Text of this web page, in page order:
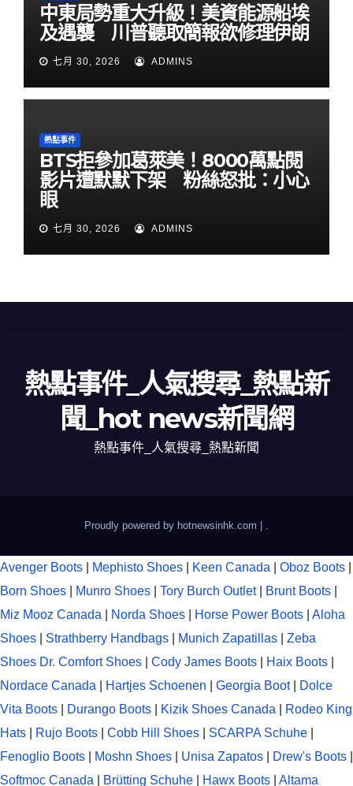
中東局勢重大升級！美資能源船埃
及遇襲 川普聽取簡報欲修理伊朗
七月 30, 2026 ADMINS
熱點事件
BTS拒參加葛萊美！8000萬點閱
影片遭默默下架 粉絲怒批：小心
眼
七月 30, 2026 ADMINS
熱點事件_人氣搜尋_熱點新
聞_hot news新聞網
熱點事件_人氣搜尋_熱點新聞
Proudly powered by hotnewsinhk.com |
Avenger Boots Mephisto Shoes Keen Canada Oboz Boots
Born Shoes
Munro Shoes Tory Burch Outlet Brunt Boots
Miz Mooz Canada
Norda Shoes Horse Power Boots
Aloha
Shoes
Strathberry Handbags Munich Zapatillas
Zeba
Shoes Dr. Comfort Shoes Cody James Boots Haix Boots
Nordace Canada
Hartjes Schoenen Georgia Boot|
Dolce
Vita Boots
Durango Boots Kizik Shoes Canada
Rodeo King
Hats
Rujo Boots Cobb Hill Shoes SCARPA Schuhe
Fenoglio Boots
Moshn Shoes Unisa Zapatos Drew's Boots
Softmoc Canada
Brütting Schuhe Hawx Boots Altama